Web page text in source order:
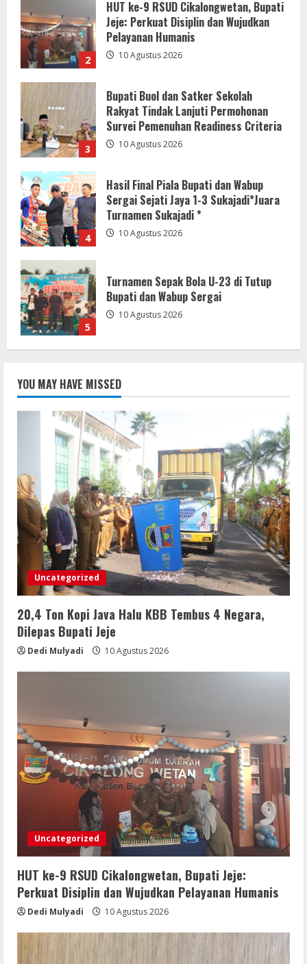
3
Bupati Buol dan Satker Sekolah
Rakyat Tindak Lanjuti Permohonan
Survei Pemenuhan Readiness Criteria
10 Agustus 2026
4
Hasil Final Piala Bupati dan Wabup
Sergai Sejati Jaya 1-3 Sukajadi*Juara
Turnamen Sukajadi *
10 Agustus 2026
5
Turnamen Sepak Bola U-23 di Tutup
Bupati dan Wabup Sergai
10 Agustus 2026
1
20,4 Ton Kopi Java Halu KBB Tembus 4
Negara, Dilepas Bupati Jeje
10 Agustus 2026
2
Jeje: Perkuat Disiplin dan Wujudkan
Pelayanan Humanis
10 Agustus 2026
3
Bupati Buol dan Satker Sekolah
Rakyat Tindak Lanjuti Permohonan
Survei Pemenuhan Readiness Criteria
10 Agustus 2026
4
Hasil Final Piala Bupati dan Wabup
Sergai Sejati Jaya 1-3 Sukajadi*Juara
Turnamen Sukajadi *
10 Agustus 2026
Turnamen Sepak Bola U-23 di Tutup
Bupati dan Wabup Sergai
10 Agustus 2026
YOU MAY HAVE MISSED
Uncategorized
20,4 Ton Kopi Java Halu KBB Tembus 4 Negara,
Dilepas Bupati Jeje
Dedi Mulyadi 10 Agustus 2026
Uncategorized
HUT ke-9 RSUD Cikalongwetan, Bupati Jeje:
Perkuat Disiplin dan Wujudkan Pelayanan Humanis
Dedi Mulyadi 10 Agustus 2026